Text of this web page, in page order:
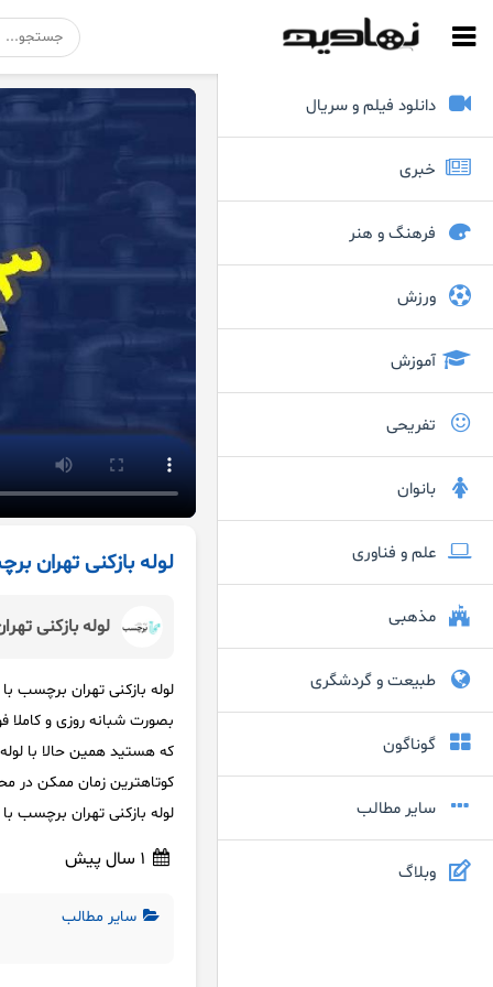
دانلود فیلم و سریال
خبری
فرهنگ و هنر
ورزش
آموزش
تفریحی
بانوان
علم و فناوری
مذهبی
طبیعت و گردشگری
گوناگون
سایر مطالب
وبلاگ
لوله بازکنی تهران
لوله بازکنی
بصورت شبانه روزی و کاملا
که هستید همین حالا با
کوتاهترین زمان ممکن در
لوله بازکنی تهران برچسب
سایر مطالب